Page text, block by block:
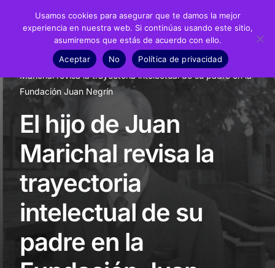
Noticias Conferencias
El hijo de Juan
Marichal revisa la trayectoria intelectual de su padre en la
Fundación Juan Negrín
El hijo de Juan
Marichal revisa la
trayectoria
intelectual de su
padre en la
Usamos cookies para asegurar que te damos la mejor
experiencia en nuestra web. Si continúas usando este sitio,
asumiremos que estás de acuerdo con ello.
Aceptar
No Política de privacidad
Fundación
Recursos
Noticias
Material didáctico
Transparencia